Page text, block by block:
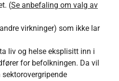
(Se anbefaling om valg av
virkninger) som ikke lar
liv og helse eksplisitt inn i
for befolkningen. Da vil